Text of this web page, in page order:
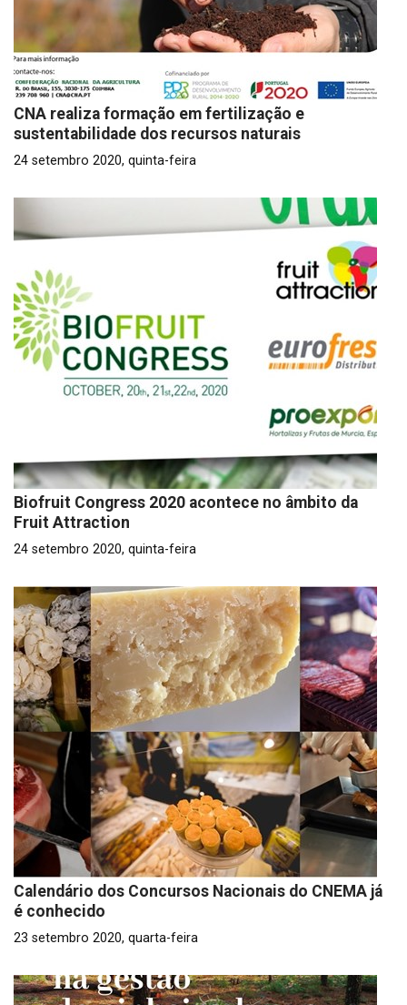
CNA realiza formação em fertilização e
sustentabilidade dos recursos naturais
24 setembro 2020, quinta-feira
Biofruit Congress 2020 acontece no âmbito da
Fruit Attraction
24 setembro 2020, quinta-feira
Calendário dos Concursos Nacionais do CNEMA já
é conhecido
23 setembro 2020, quarta-feira